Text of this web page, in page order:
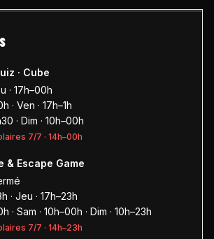
· Cube
· 17h–00h
· Ven · 17h–1h
· Dim · 10h–00h
7/7 · 14h–00h
& Escape Game
· Jeu · 17h–23h
· Sam · 10h–00h · Dim · 10h–23h
7/7 · 14h–23h